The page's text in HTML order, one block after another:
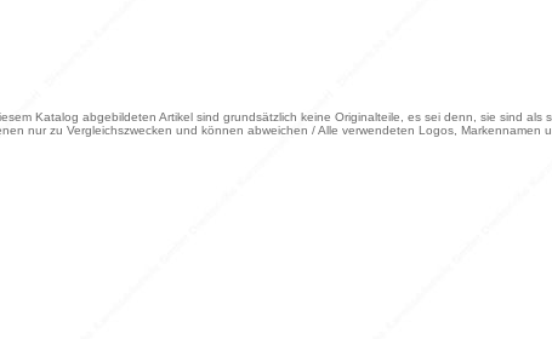
Katalog abgebildeten Artikel sind grundsätzlich keine Originalteile, es sei denn, sie sind als
nur zu Vergleichszwecken und können abweichen / Alle verwendeten Logos, Markennamen